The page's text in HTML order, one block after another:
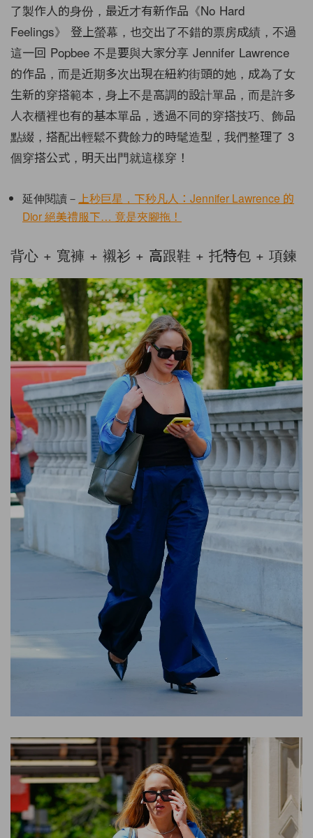
了製作人的身份，最近才有新作品《No Hard
Feelings》 登上螢幕，也交出了不錯的票房成績，不過
這一回 Popbee 不是要與大家分享 Jennifer Lawrence
的作品，而是近期多次出現在紐約街頭的她，成為了女
生新的穿搭範本，身上不是高調的設計單品，而是許多
人衣櫃裡也有的基本單品，透過不同的穿搭技巧、飾品
點綴，搭配出輕鬆不費餘力的時髦造型，我們整理了 3
個穿搭公式，明天出門就這樣穿！
延伸閱讀－ 上秒巨星，下秒凡人：Jennifer Lawrence 的
Dior 絕美禮服下… 竟是夾腳拖！
背心 + 寬褲 + 襯衫 + 高跟鞋 + 托特包 + 項鍊